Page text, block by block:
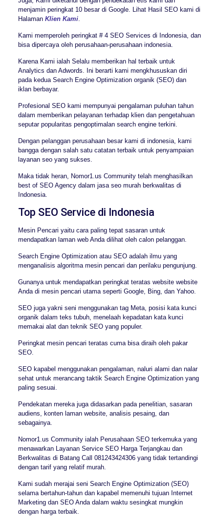
menjamin peringkat 10 besar di Google. Lihat Hasil SEO kami di
Halaman Klien Kami.
Kami memperoleh peringkat # 4 SEO Services di Indonesia, dan
bisa dipercaya oleh perusahaan-perusahaan indonesia.
Karena Kami ialah Selalu memberikan hal terbaik untuk
Analytics dan Adwords. Ini berarti kami mengkhususkan diri
pada kedua Search Engine Optimization organik (SEO) dan
iklan berbayar.
Profesional SEO kami mempunyai pengalaman puluhan tahun
dalam memberikan pelayanan terhadap klien dan pengetahuan
seputar popularitas pengoptimalan search engine terkini.
Dengan pelanggan perusahaan besar kami di indonesia, kami
bangga dengan salah satu catatan terbaik untuk penyampaian
layanan seo yang sukses.
Maka tidak heran, Nomor1.us Community telah menghasilkan
best of SEO Agency dalam jasa seo murah berkwalitas di
Indonesia.
Top SEO Service di Indonesia
Mesin Pencari yaitu cara paling tepat sasaran untuk
mendapatkan laman web Anda dilihat oleh calon pelanggan.
Search Engine Optimization atau SEO adalah ilmu yang
menganalisis algoritma mesin pencari dan perilaku pengunjung.
Gunanya untuk mendapatkan peringkat teratas website website
Anda di mesin pencari utama seperti Google, Bing, dan Yahoo.
SEO juga yakni seni menggunakan tag Meta, posisi kata kunci
organik dalam teks tubuh, menelaah kepadatan kata kunci
memakai alat dan teknik SEO yang populer.
Peringkat mesin pencari teratas cuma bisa diraih oleh pakar
SEO.
SEO kapabel menggunakan pengalaman, naluri alami dan nalar
sehat untuk merancang taktik Search Engine Optimization yang
paling sesuai.
Pendekatan mereka juga didasarkan pada penelitian, sasaran
audiens, konten laman website, analisis pesaing, dan
sebagainya.
Nomor1.us Community ialah Perusahaan SEO terkemuka yang
menawarkan Layanan Service SEO Harga Terjangkau dan
Berkwalitas di Batang Call 081243424306 yang tidak tertandingi
dengan tarif yang relatif murah.
Kami sudah merajai seni Search Engine Optimization (SEO)
selama bertahun-tahun dan kapabel memenuhi tujuan Internet
Marketing dan SEO Anda dalam waktu sesingkat mungkin
dengan harga terbaik.